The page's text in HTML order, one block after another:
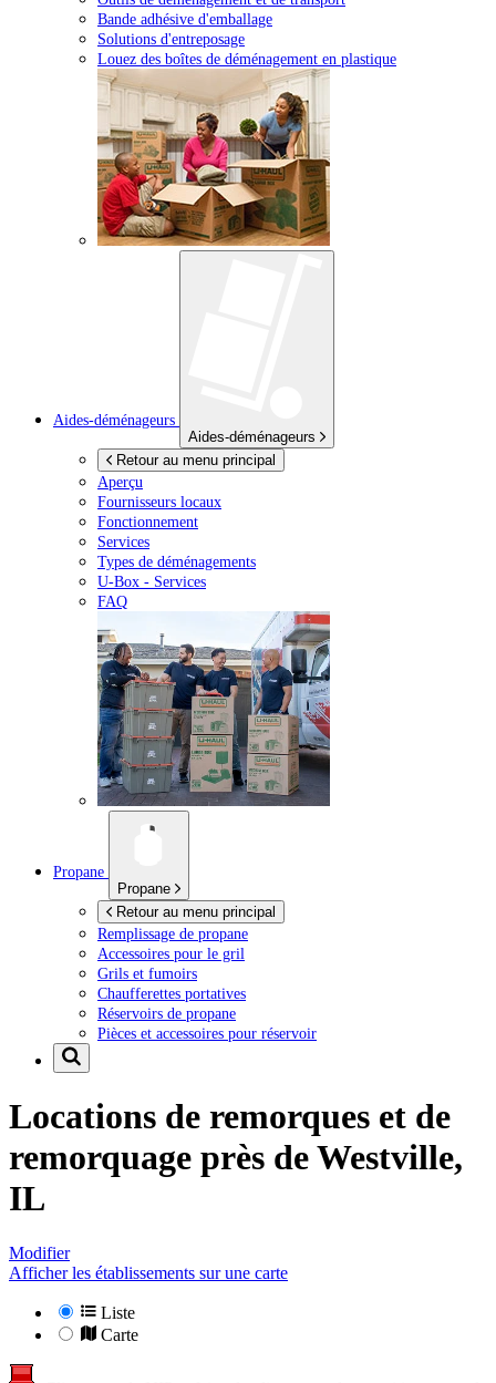
Bande adhésive d'emballage
Solutions d'entreposage
Louez des boîtes de déménagement en plastique
Aides-déménageurs
Aides-déménageurs
Retour au menu principal
Aperçu
Fournisseurs locaux
Fonctionnement
Services
Types de déménagements
U-Box - Services
FAQ
Propane
Propane
Retour au menu principal
Remplissage de propane
Accessoires pour le gril
Grils et fumoirs
Chaufferettes portatives
Réservoirs de propane
Pièces et accessoires pour réservoir
Locations de remorques et de
remorquage près deWestville,
IL
Modifier
Afficher les établissements sur une carte
Liste
Carte